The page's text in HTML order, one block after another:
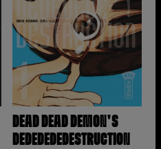
DEAD DEAD DEMON'S
DEDEDEDEDESTRUCTION